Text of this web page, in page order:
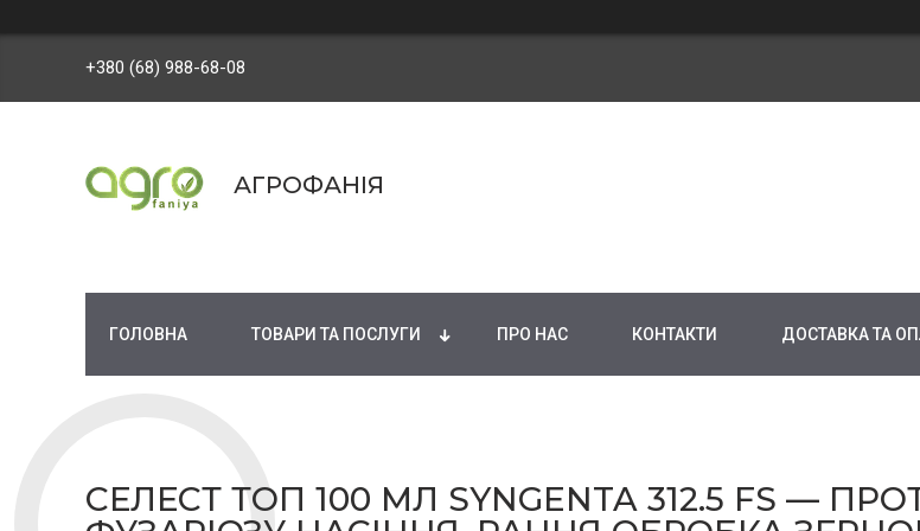
+380 (68) 988-68-08
АГРОФАНІЯ
ГОЛОВНА ТОВАРИ ТА ПОСЛУГИ ПРО НАС КОНТАКТИ ДОСТАВКА ТА
СЕЛЕСТ ТОП 100 МЛ SYNGENTA 312.5 FS —